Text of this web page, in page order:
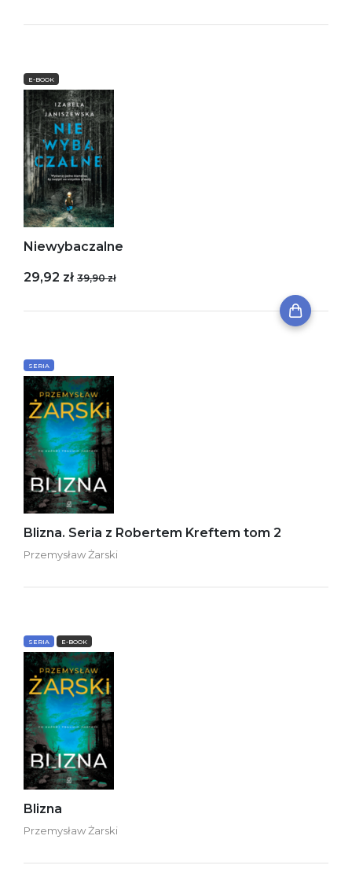
E-BOOK
Niewybaczalne
29,92 zł 39,90 zł
SERIA
Blizna. Seria z Robertem Kreftem tom 2
Przemysław Żarski
SERIA E-BOOK
Blizna
Przemysław Żarski